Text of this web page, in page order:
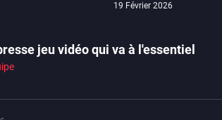
19 Février 2026
jeu vidéo qui va à l'essentiel